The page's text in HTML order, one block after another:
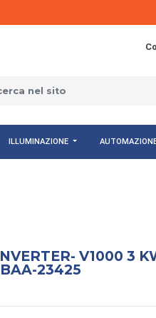
ILLUMINAZIONE
V1000 3
23425